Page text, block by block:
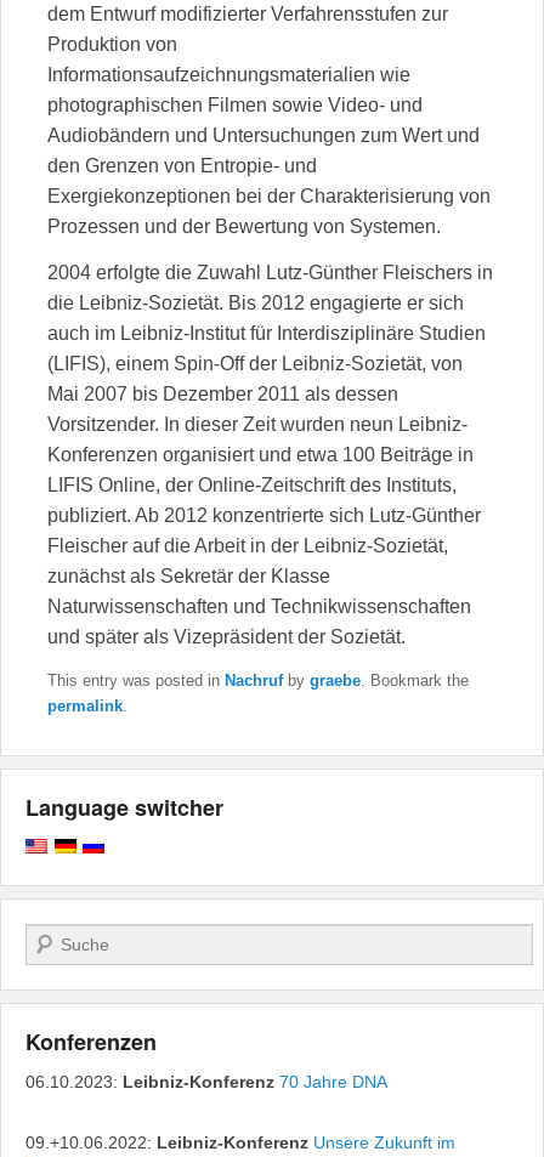
dem Entwurf modifizierter Verfahrensstufen zur
Produktion von
Informationsaufzeichnungsmaterialien wie
photographischen Filmen sowie Video- und
Audiobändern und Untersuchungen zum Wert und
den Grenzen von Entropie- und
Exergiekonzeptionen bei der Charakterisierung von
Prozessen und der Bewertung von Systemen.
2004 erfolgte die Zuwahl Lutz-Günther Fleischers in
die Leibniz-Sozietät. Bis 2012 engagierte er sich
auch im Leibniz-Institut für Interdisziplinäre Studien
(LIFIS), einem Spin-Off der Leibniz-Sozietät, von
Mai 2007 bis Dezember 2011 als dessen
Vorsitzender. In dieser Zeit wurden neun Leibniz-
Konferenzen organisiert und etwa 100 Beiträge in
LIFIS Online, der Online-Zeitschrift des Instituts,
publiziert. Ab 2012 konzentrierte sich Lutz-Günther
Fleischer auf die Arbeit in der Leibniz-Sozietät,
zunächst als Sekretär der Klasse
Naturwissenschaften und Technikwissenschaften
und später als Vizepräsident der Sozietät.
This entry was posted in Nachrufby graebe . Bookmark the
permalink
Language switcher
Search
Konferenzen
06.10.2023: Leibniz-Konferenz 70 Jahre DNA
09.+10.06.2022: Leibniz-Konferenz Unsere Zukunft im